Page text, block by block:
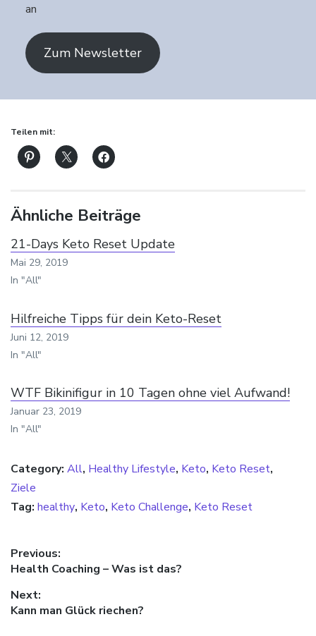
an
Zum Newsletter
Teilen mit:
Ähnliche Beiträge
21-Days Keto Reset Update
Mai 29, 2019
In "All"
Hilfreiche Tipps für dein Keto-Reset
Juni 12, 2019
In "All"
WTF Bikinifigur in 10 Tagen ohne viel Aufwand!
Januar 23, 2019
In "All"
Category: All, Healthy Lifestyle, Keto, Keto Reset,
Ziele
Tag: healthy, Keto, Keto Challenge, Keto Reset
Beitragsnavigation
Previous:
Previous
Health Coaching – Was ist das?
Next:
Next
Kann man Glück riechen?